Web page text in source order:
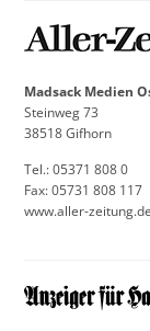
Madsack Medien
Steinweg 73
38518 Gifhorn
Tel.: 05371 808 0
Fax: 05731 808 117
www.aller-zeitung.de